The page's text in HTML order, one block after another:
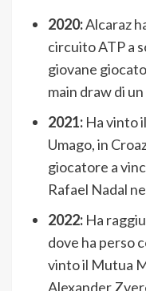
2020:Alcaraz
circuito ATP a
giovane
main draw di
2021: Ha vinto
Umago, in
giocatore a
Rafael Nadal
2022: Ha
dove ha perso
vinto il Mutua
Alexander